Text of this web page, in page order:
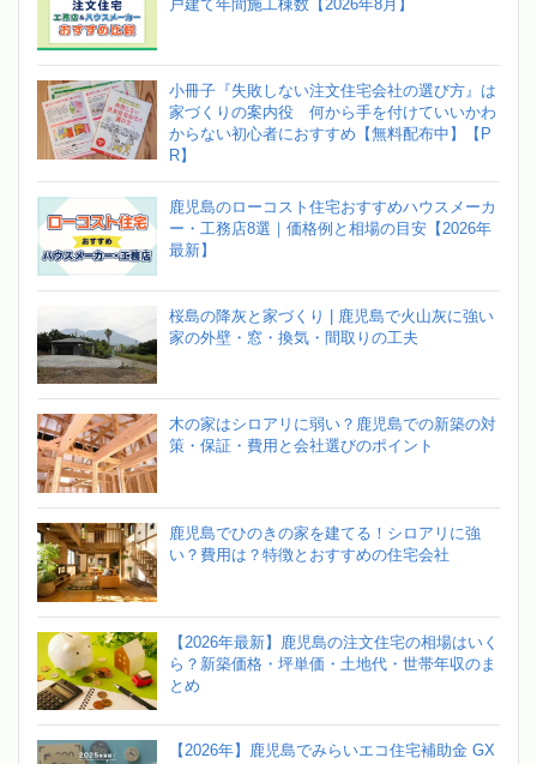
戸建て年間施工棟数【2026年8月】
小冊子『失敗しない注文住宅会社の選び方』は
家づくりの案内役 何から手を付けていいかわ
からない初心者におすすめ【無料配布中】【P
R】
鹿児島のローコスト住宅おすすめハウスメーカ
ー・工務店8選｜価格例と相場の目安【2026年
最新】
桜島の降灰と家づくり | 鹿児島で火山灰に強い
家の外壁・窓・換気・間取りの工夫
木の家はシロアリに弱い？鹿児島での新築の対
策・保証・費用と会社選びのポイント
鹿児島でひのきの家を建てる！シロアリに強
い？費用は？特徴とおすすめの住宅会社
【2026年最新】鹿児島の注文住宅の相場はいく
ら？新築価格・坪単価・土地代・世帯年収のま
とめ
【2026年】鹿児島でみらいエコ住宅補助金 GX